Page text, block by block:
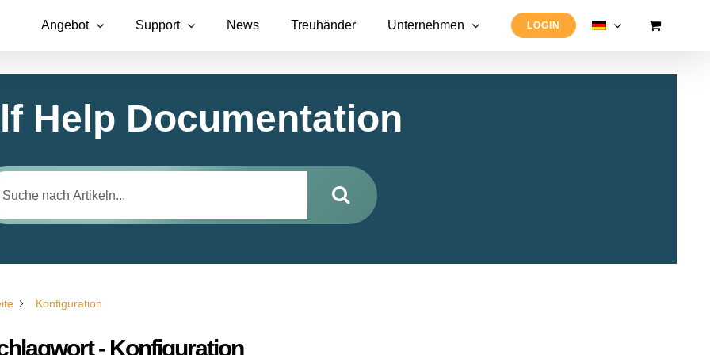
Angebot Support News Treuhänder Unternehmen LOGIN
Help Documentation
Konfiguration
- Konfiguration